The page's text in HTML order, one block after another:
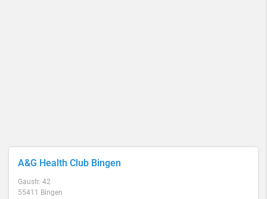
A&G Health Club Bingen
Gaustr. 42
55411 Bingen